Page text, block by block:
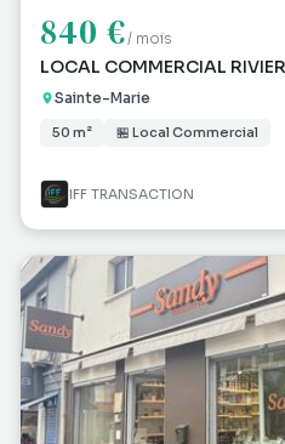
840 €/ mois
LOCAL COMMERCIAL
Sainte-Marie
50 m² 🏪 Local Commercial
IFF TRANSACTION